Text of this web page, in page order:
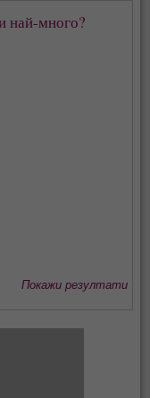
най-много?
Покажи резултати